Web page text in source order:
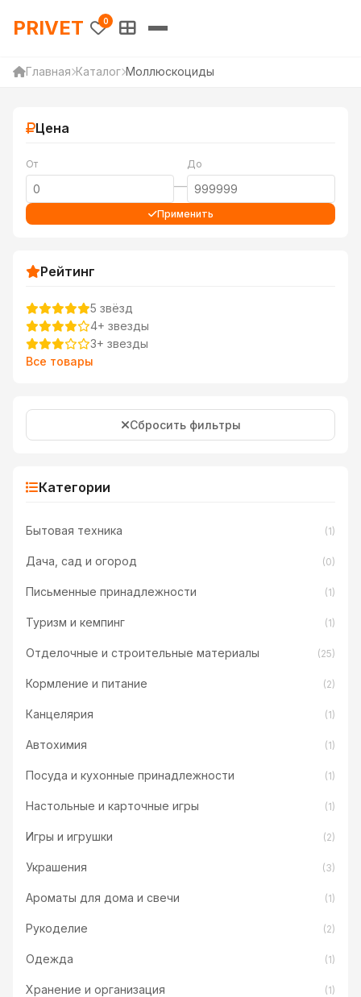
PRIVET — Каталог товаров
PRIVET 0
Главная Каталог Моллюскоциды
Цена
От
—
До
Применить
Рейтинг
5 звёзд
4+ звезды
3+ звезды
Все товары
Сбросить фильтры
Категории
Бытовая техника (1)
Дача, сад и огород (0)
Письменные принадлежности (1)
Туризм и кемпинг (1)
Отделочные и строительные материалы (25)
Кормление и питание (2)
Канцелярия (1)
Автохимия (1)
Посуда и кухонные принадлежности (1)
Настольные и карточные игры (1)
Игры и игрушки (2)
Украшения (3)
Ароматы для дома и свечи (1)
Рукоделие (2)
Одежда (1)
Хранение и организация (1)